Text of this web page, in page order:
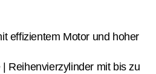
effizientem Motor und hoher
Reihenvierzylinder mit bis zu